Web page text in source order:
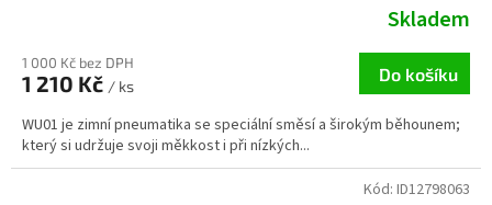
Skladem
1 000 Kč bez DPH
1 210 Kč / ks
Do košíku
WU01 je zimní pneumatika se speciální směsí a širokým běhounem;
který si udržuje svoji měkkost i při nízkých...
Kód: ID12798063